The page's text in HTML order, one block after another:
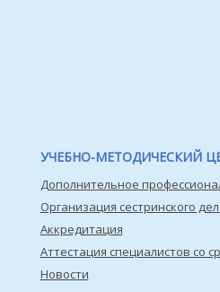
УЧЕБНО-МЕТОДИЧЕСКИЙ
Дополнительное
Организация сестринского
Аккредитация
Аттестация специалистов со
Новости